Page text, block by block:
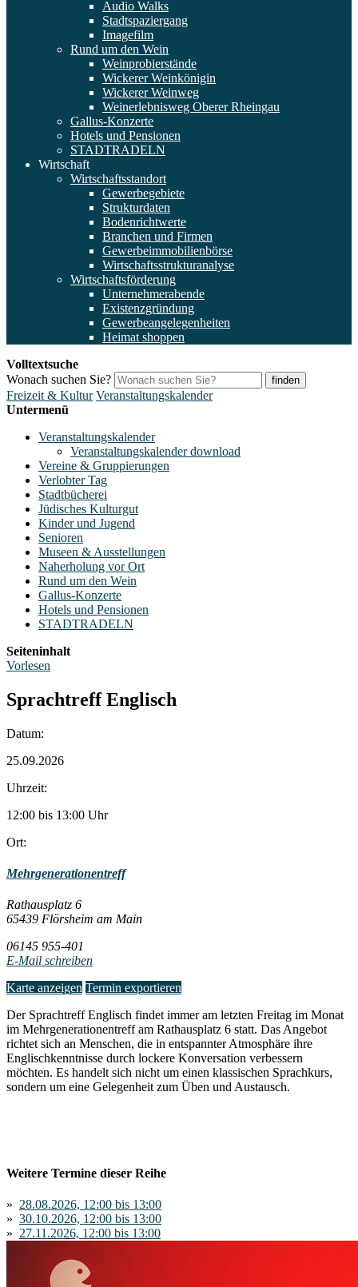
Audio Walks
Stadtspaziergang
Imagefilm
Rund um den Wein
Weinprobierstände
Wickerer Weinkönigin
Wickerer Weinweg
Weinerlebnisweg Oberer Rheingau
Gallus-Konzerte
Hotels und Pensionen
STADTRADELN
Wirtschaft
Wirtschaftsstandort
Gewerbegebiete
Strukturdaten
Bodenrichtwerte
Branchen und Firmen
Gewerbeimmobilienbörse
Wirtschaftsstrukturanalyse
Wirtschaftsförderung
Unternehmerabende
Existenzgründung
Gewerbeangelegenheiten
Heimat shoppen
Volltextsuche
Wonach suchen Sie?
finden
Freizeit & Kultur Veranstaltungskalender
Untermenü
Veranstaltungskalender
Veranstaltungskalender download
Vereine & Gruppierungen
Verlobter Tag
Stadtbücherei
Jüdisches Kulturgut
Kinder und Jugend
Senioren
Museen & Ausstellungen
Naherholung vor Ort
Rund um den Wein
Gallus-Konzerte
Hotels und Pensionen
STADTRADELN
Seiteninhalt
Vorlesen
Sprachtreff Englisch
Datum:
25.09.2026
Uhrzeit:
12:00 bis 13:00 Uhr
Ort:
Mehrgenerationentreff
Rathausplatz 6
65439 Flörsheim am Main
06145 955-401
E-Mail schreiben
Karte anzeigen Termin exportieren
Der Sprachtreff Englisch findet immer am letzten Freitag im Monat
im Mehrgenerationentreff am Rathausplatz 6 statt. Das Angebot
richtet sich an Menschen, die in entspannter Atmosphäre ihre
Englischkenntnisse durch lockere Konversation verbessern
möchten. Es handelt sich nicht um einen klassischen Sprachkurs,
sondern um eine Gelegenheit zum Üben und Austausch.
Weitere Termine dieser Reihe
» 28.08.2026, 12:00 bis 13:00
» 30.10.2026, 12:00 bis 13:00
» 27.11.2026, 12:00 bis 13:00